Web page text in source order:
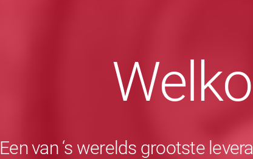
Een van ‘s werelds grootste